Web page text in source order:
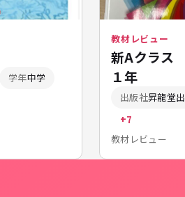
学年中学
教材レビュー
新Aクラス
１年
出版社昇龍堂
+7
教材レビュー